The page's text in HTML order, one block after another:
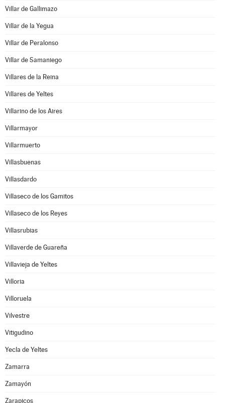
Villar de Gallimazo
Villar de la Yegua
Villar de Peralonso
Villar de Samaniego
Villares de la Reina
Villares de Yeltes
Villarino de los Aires
Villarmayor
Villarmuerto
Villasbuenas
Villasdardo
Villaseco de los Gamitos
Villaseco de los Reyes
Villasrubias
Villaverde de Guareña
Villavieja de Yeltes
Villoria
Villoruela
Vilvestre
Vitigudino
Yecla de Yeltes
Zamarra
Zamayón
Zarapicos